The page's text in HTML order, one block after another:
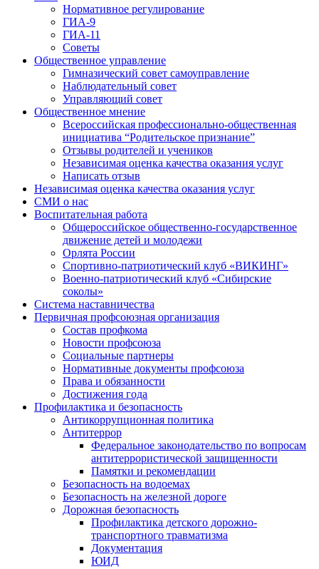
Нормативное регулирование
ГИА-9
ГИА-11
Советы
Общественное управление
Гимназический совет самоуправление
Наблюдательный совет
Управляющий совет
Общественное мнение
Всероссийская профессионально-общественная
инициатива “Родительское признание”
Отзывы родителей и учеников
Независимая оценка качества оказания услуг
Написать отзыв
Независимая оценка качества оказания услуг
СМИ о нас
Воспитательная работа
Общероссийское общественно-государственное
движение детей и молодежи
Орлята России
Спортивно-патриотический клуб «ВИКИНГ»
Военно-патриотический клуб «Сибирские
соколы»
Система наставничества
Первичная профсоюзная организация
Состав профкома
Новости профсоюза
Социальные партнеры
Нормативные документы профсоюза
Права и обязанности
Достижения года
Профилактика и безопасность
Антикоррупционная политика
Антитеррор
Федеральное законодательство по вопросам
антитеррористической защищенности
Памятки и рекомендации
Безопасность на водоемах
Безопасность на железной дороге
Дорожная безопасность
Профилактика детского дорожно-
транспортного травматизма
Документация
ЮИД